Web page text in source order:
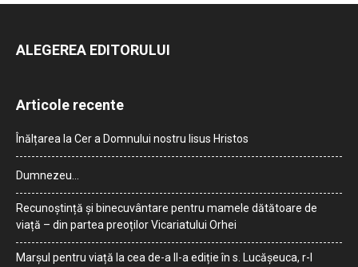
ALEGEREA EDITORULUI
Articole recente
Înălțarea la Cer a Domnului nostru Iisus Hristos
Dumnezeu…
Recunoștință și binecuvântare pentru mamele dătătoare de
viață – din partea preoților Vicariatului Orhei
Marșul pentru viață la cea de-a II-a ediție în s. Lucășeuca, r-l